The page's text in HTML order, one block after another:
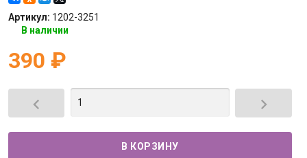
Артикул: 1202-3251
В наличии
390 ₽
 